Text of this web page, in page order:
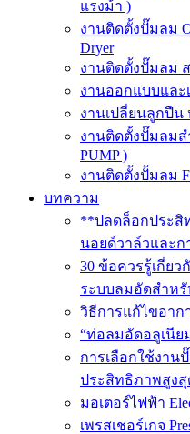
แรงม้า )
งานติดตั้งปั๊มลม
Dryer
งานติดตั้งปั๊มลม
งานออกแบบแล
งานเปลี่ยนลูกปืน
งานติดตั้งปั๊มลมส
PUMP )
งานติดตั้งปั้มลม
บทความ
**ปลดล็อกประ
นอยด์วาล์วและก
30 ข้อควรรู้เกี่ย
ระบบลมอัดสำห
วิธีการแก้ไขอาก
“ท่อลมอัดอลูเนี
การเลือกใช้งาน
ประสิทธิภาพสูงสุ
มอเตอร์ไฟฟ้า
เพรสเชอร์เกจ